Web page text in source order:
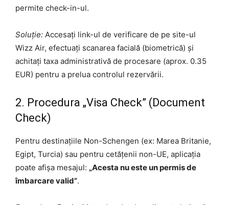
permite check-in-ul.
Soluție: Accesați link-ul de verificare de pe site-ul
Wizz Air, efectuați scanarea facială (biometrică) și
achitați taxa administrativă de procesare (aprox. 0.35
EUR) pentru a prelua controlul rezervării.
2. Procedura „Visa Check” (Document
Check)
Pentru destinațiile Non-Schengen (ex: Marea Britanie,
Egipt, Turcia) sau pentru cetățenii non-UE, aplicația
poate afișa mesajul: „Acesta nu este un permis de
îmbarcare valid”.